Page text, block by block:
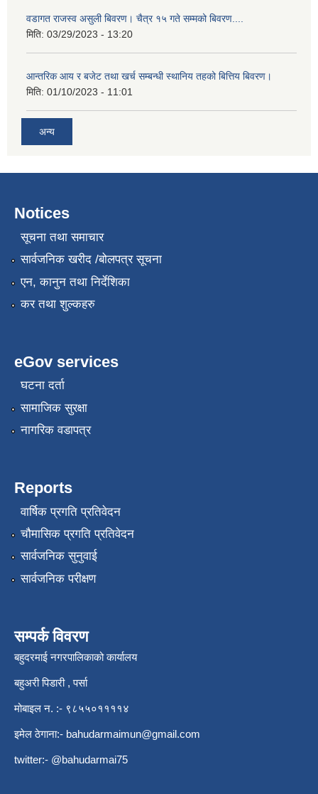
वडागत राजस्व असुली बिवरण। चैत्र १५ गते सम्मको बिवरण....
मिति: 03/29/2023 - 13:20
आन्तरिक आय र बजेट तथा खर्च सम्बन्धी स्थानिय तहको बित्तिय बिवरण।
मिति: 01/10/2023 - 11:01
अन्य
Notices
सूचना तथा समाचार
सार्वजनिक खरीद /बोलपत्र सूचना
एन, कानुन तथा निर्देशिका
कर तथा शुल्कहरु
eGov services
घटना दर्ता
सामाजिक सुरक्षा
नागरिक वडापत्र
Reports
वार्षिक प्रगति प्रतिवेदन
चौमासिक प्रगति प्रतिवेदन
सार्वजनिक सुनुवाई
सार्वजनिक परीक्षण
सम्पर्क विवरण
बहुदरमाई नगरपालिकाको कार्यालय
बहुअरी पिडारी , पर्सा
मोबाइल न. :- ९८५५०११११४
इमेल ठेगाना:- bahudarmaimun@gmail.com
twitter:- @bahudarmai75